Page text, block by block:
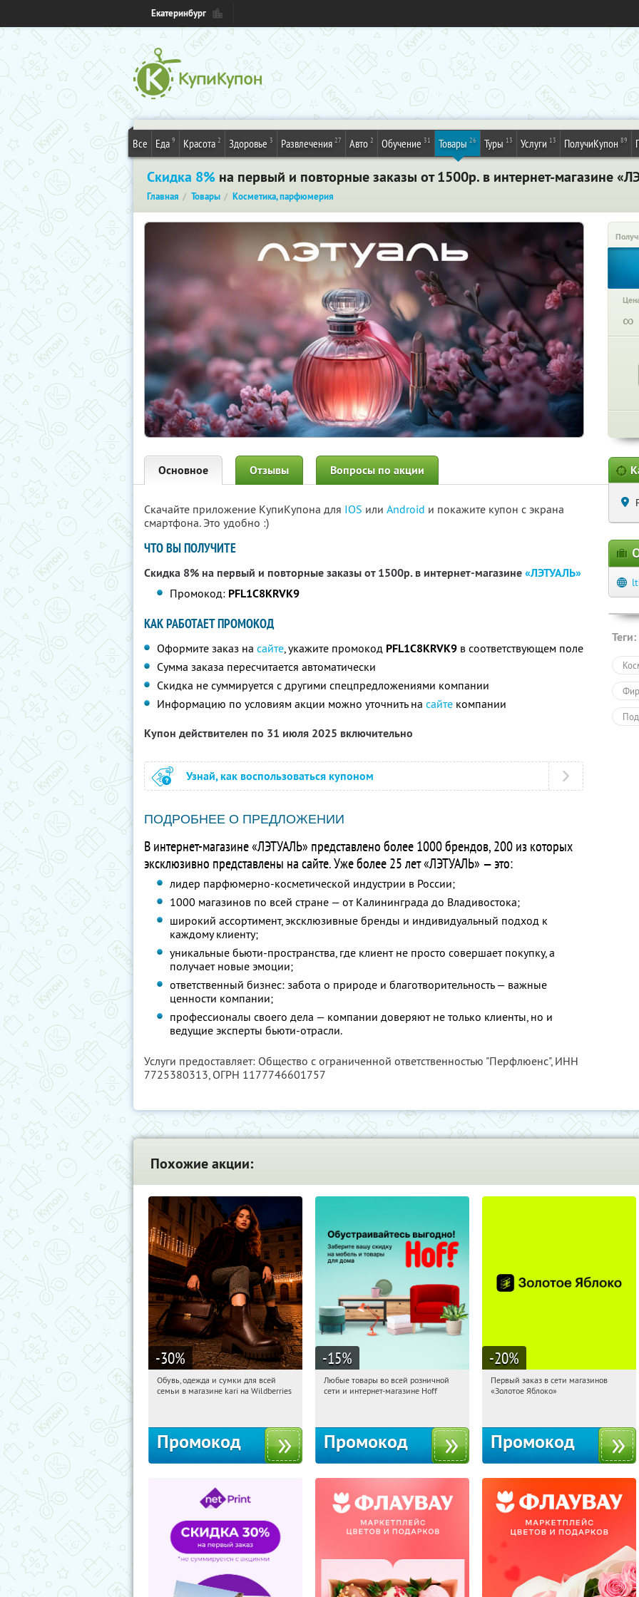
Екатеринбург
Все Еда 9 Красота 2 Здоровье 3 Развлечения 27 Авто 2 Обучение 31 Товары 26 Туры 13 Услуги 13 ПолучиКупон 89
Скидка 8% на первый и повторные заказы от 1500р. в интернет-магазине
Главная Товары Косметика, парфюмерия
∞
Основное Отзывы Вопросы по акции
Скачайте приложение КупиКупона для IOS или Android и покажите купон с экрана
смартфона. Это удобно :)
ЧТО ВЫ ПОЛУЧИТЕ
Скидка 8% на первый и повторные заказы от 1500р. в интернет-магазине«ЛЭТУАЛЬ»
Промокод: PFL1C8KRVK9
КАК РАБОТАЕТ ПРОМОКОД
Оформите заказ на сайте, укажите промокод PFL1C8KRVK9 в соответствующем поле
Сумма заказа пересчитается автоматически
Скидка не суммируется с другими спецпредложениями компании
Информацию по условиям акции можно уточнить на сайте компании
Купон действителен по 31 июля 2025 включительно
Узнай, как воспользоваться купоном
ПОДРОБНЕЕ О ПРЕДЛОЖЕНИИ
В интернет-магазине «ЛЭТУАЛЬ» представлено более 1000 брендов, 200 из которых
эксклюзивно представлены на сайте. Уже более 25 лет «ЛЭТУАЛЬ» — это:
лидер парфюмерно-косметической индустрии в России;
1000 магазинов по всей стране — от Калининграда до Владивостока;
широкий ассортимент, эксклюзивные бренды и индивидуальный подход к
каждому клиенту;
уникальные бьюти-пространства, где клиент не просто совершает покупку, а
получает новые эмоции;
ответственный бизнес: забота о природе и благотворительность — важные
ценности компании;
профессионалы своего дела — компании доверяют не только клиенты, но и
ведущие эксперты бьюти-отрасли.
Услуги предоставляет: Общество с ограниченной ответственностью "Перфлюенс", ИНН
7725380313, ОГРН 1177746601757
Теги:
Похожие акции:
-30%
21:48:55
Получи первым!
Обувь, одежда и сумки для всей
семьи в магазине kari на Wildberries
Промокод
-15%
21:48:55 Получили:
Любые товары во всей розничной
сети и интернет-магазине Hoff
Промокод
-20%
21:48:55
Получи первым!
Первый заказ в сети магазинов
«Золотое Яблоко»
Промокод